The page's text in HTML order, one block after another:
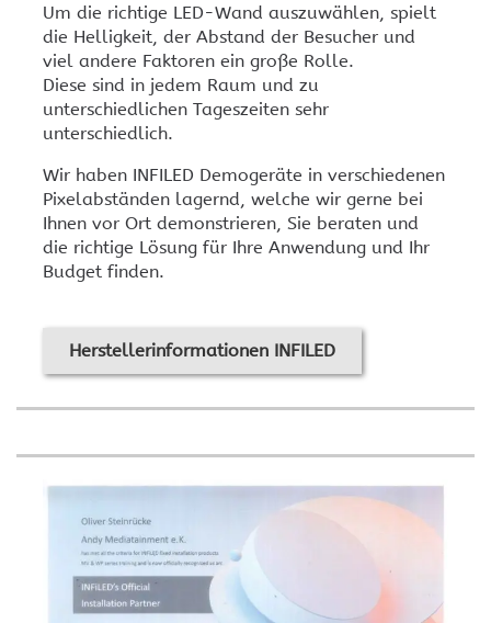
Um die richtige LED-Wand auszuwählen, spielt
die Helligkeit, der Abstand der Besucher und
viel andere Faktoren ein große Rolle.
Diese sind in jedem Raum und zu
unterschiedlichen Tageszeiten sehr
unterschiedlich.
Wir haben INFILED Demogeräte in verschiedenen
Pixelabständen lagernd, welche wir gerne bei
Ihnen vor Ort demonstrieren, Sie beraten und
die richtige Lösung für Ihre Anwendung und Ihr
Budget finden.
Herstellerinformationen INFILED